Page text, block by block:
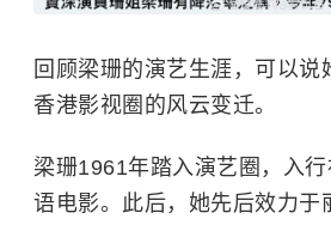
回顾梁珊的演艺生涯，可以说
香港影视圈的风云变迁。
梁珊1961年踏入演艺圈，入
语电影。此后，她先后效力于